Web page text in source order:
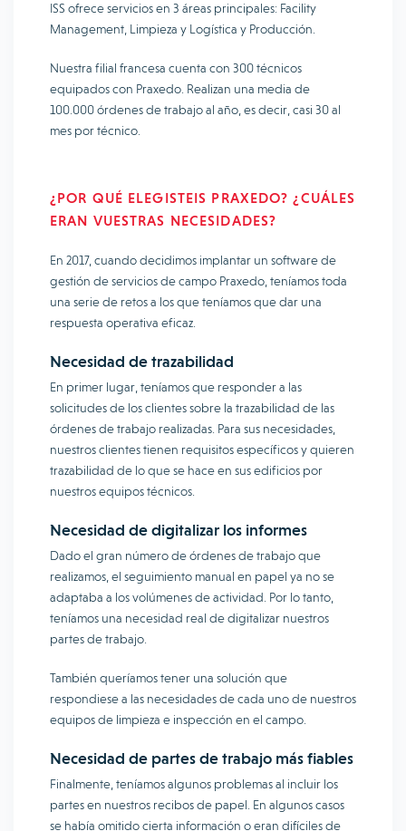
ISS ofrece servicios en 3 áreas principales: Facility
Management, Limpieza y Logística y Producción.
Nuestra filial francesa cuenta con 300 técnicos
equipados con Praxedo. Realizan una media de
100.000 órdenes de trabajo al año, es decir, casi 30 al
mes por técnico.
¿POR QUÉ ELEGISTEIS PRAXEDO? ¿CUÁLES
ERAN VUESTRAS NECESIDADES?
En 2017, cuando decidimos implantar un software de
gestión de servicios de campo Praxedo, teníamos toda
una serie de retos a los que teníamos que dar una
respuesta operativa eficaz.
Necesidad de trazabilidad
En primer lugar, teníamos que responder a las
solicitudes de los clientes sobre la trazabilidad de las
órdenes de trabajo realizadas. Para sus necesidades,
nuestros clientes tienen requisitos específicos y quieren
trazabilidad de lo que se hace en sus edificios por
nuestros equipos técnicos.
Necesidad de digitalizar los informes
Dado el gran número de órdenes de trabajo que
realizamos, el seguimiento manual en papel ya no se
adaptaba a los volúmenes de actividad. Por lo tanto,
teníamos una necesidad real de digitalizar nuestros
partes de trabajo.
También queríamos tener una solución que
respondiese a las necesidades de cada uno de nuestros
equipos de limpieza e inspección en el campo.
Necesidad de partes de trabajo más fiables
Finalmente, teníamos algunos problemas al incluir los
partes en nuestros recibos de papel. En algunos casos
se había omitido cierta información o eran difíciles de